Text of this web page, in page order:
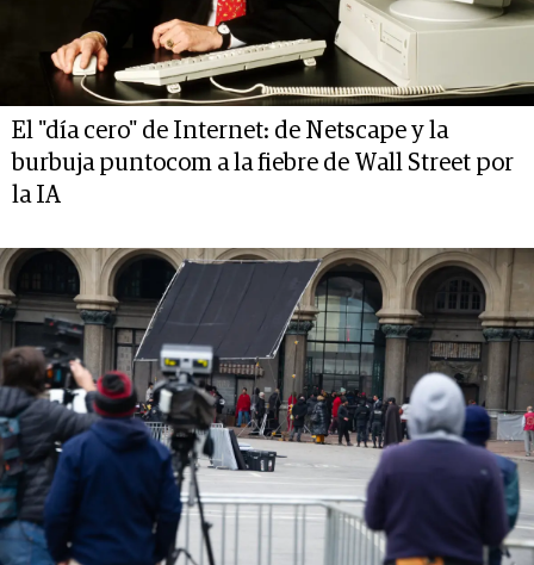
El "día cero" de Internet: de Netscape y la
burbuja puntocom a la fiebre de Wall Street por
la IA